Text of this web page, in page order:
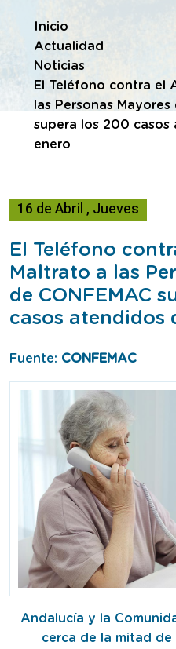
Te encuentras en
Inicio
Actualidad
Noticias
El Teléfono contra el
las Personas Mayores
supera los 200 casos
enero
16 deAbril, Jueves
El Teléfono
Maltrato a las
de CONFEMAC
casos atendidos
Fuente: CONFEMAC
Andalucía y la
cerca de la mitad